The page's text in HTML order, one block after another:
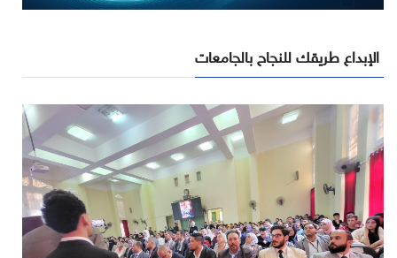
الإبداع طريقك للنجاح بالجامعات